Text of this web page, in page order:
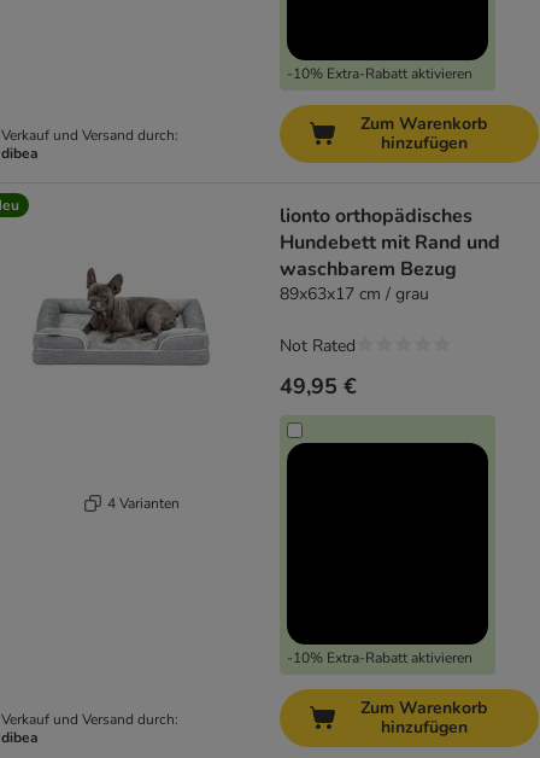
Verkauf und Versand durch:
dibea
-10% Extra-Rabatt aktivieren
Zum Warenkorb
hinzufügen
4 Varianten
Verkauf und Versand durch:
dibea
lionto orthopädisches
Hundebett mit Rand und
waschbarem Bezug
89x63x17 cm / grau
49,95 €
-10% Extra-Rabatt aktivieren
Not Rated
Zum Warenkorb
hinzufügen